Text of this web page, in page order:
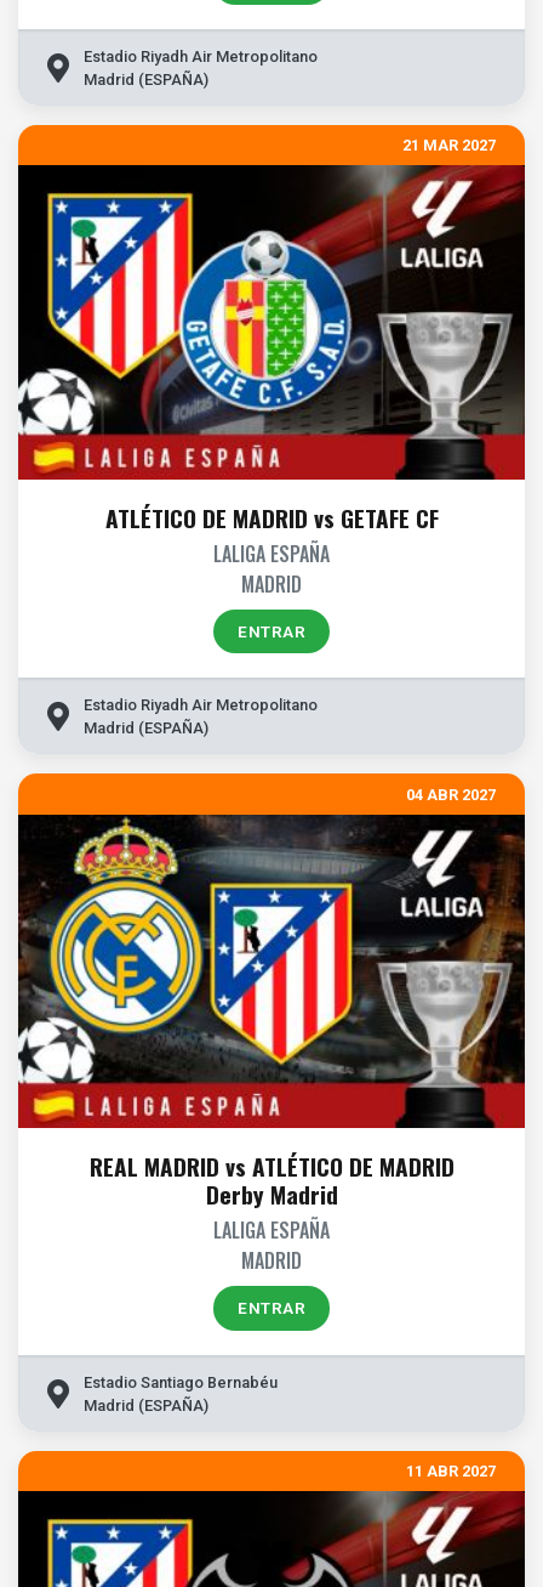
Estadio Riyadh Air Metropolitano
Madrid (ESPAÑA)
21 MAR 2027
ATLÉTICO DE MADRID vs GETAFE CF
LALIGA ESPAÑA
MADRID
ENTRAR
Estadio Riyadh Air Metropolitano
Madrid (ESPAÑA)
04 ABR 2027
REAL MADRID vs ATLÉTICO DE MADRID
Derby Madrid
LALIGA ESPAÑA
MADRID
ENTRAR
Estadio Santiago Bernabéu
Madrid (ESPAÑA)
11 ABR 2027